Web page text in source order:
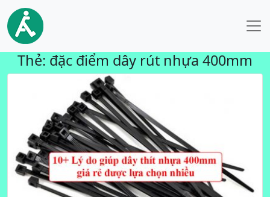
Thẻ: đặc điểm dây rút nhựa 400mm